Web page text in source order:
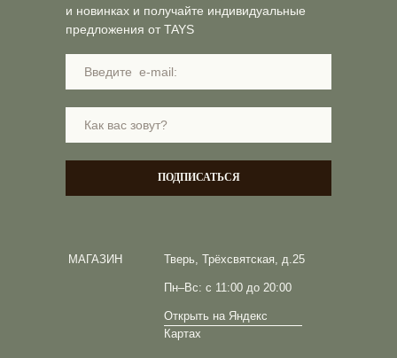
Тверь, Трёхсвятская, д.25
Пн–Вс: с 11:00 до 20:00
Открыть на Яндекс
Картах
МАГАЗИН
и новинках и получайте индивидуальные
предложения от TAYS
ПОДПИСАТЬСЯ